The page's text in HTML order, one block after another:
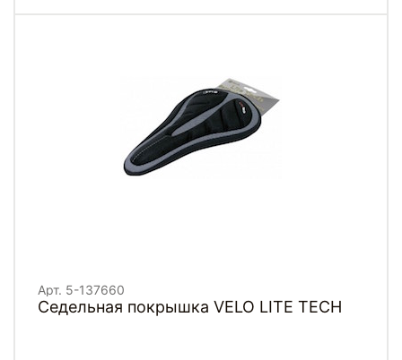
Арт. 5-137660
Седельная покрышка VELO LITE TECH